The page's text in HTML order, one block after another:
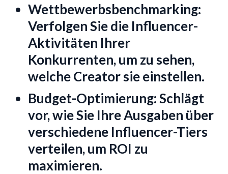
Wettbewerbsbenchmarking:
Verfolgen Sie die Influencer-
Aktivitäten Ihrer
Konkurrenten, um zu sehen,
welche Creator sie einstellen.
Budget-Optimierung:Schlägt
vor, wie Sie Ihre Ausgaben über
verschiedene Influencer-Tiers
verteilen, um ROI zu
maximieren.